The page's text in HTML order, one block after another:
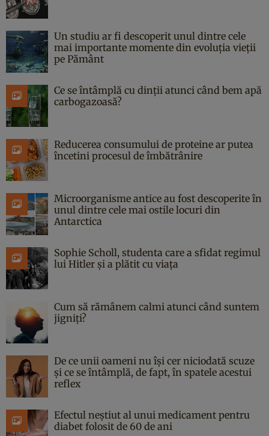
Un studiu ar fi descoperit unul dintre cele
mai importante momente din evoluția vieții
pe Pământ
Ce se întâmplă cu dinții atunci când bem apă
carbogazoasă?
Reducerea consumului de proteine ar putea
încetini procesul de îmbătrânire
Microorganisme antice au fost descoperite în
unul dintre cele mai ostile locuri din
Antarctica
Sophie Scholl, studenta care a sfidat regimul
lui Hitler și a plătit cu viața
Cum să rămânem calmi atunci când suntem
jigniți?
De ce unii oameni nu își cer niciodată scuze
și ce se întâmplă, de fapt, în spatele acestui
reflex
Efectul neștiut al unui medicament pentru
diabet folosit de 60 de ani